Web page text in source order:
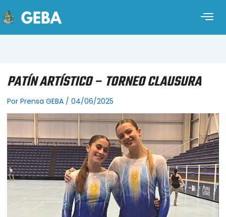
PATÍN ARTÍSTICO – TORNEO CLAUSURA
Por Prensa GEBA / 04/06/2025